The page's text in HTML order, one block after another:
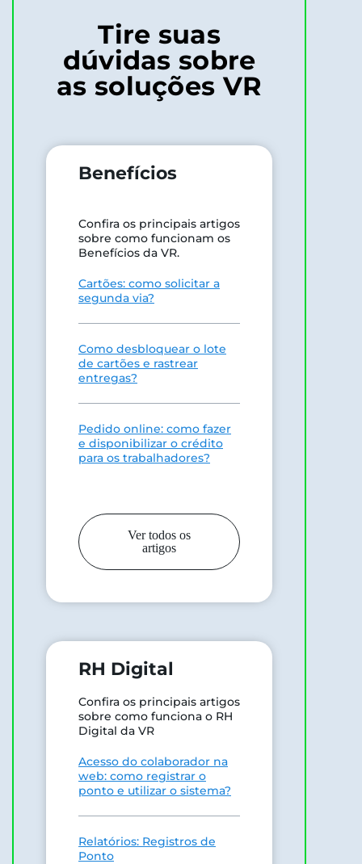
Tire suas
dúvidas sobre
as soluções VR
Benefícios
Confira os principais artigos
sobre como funcionam os
Benefícios da VR.
Cartões: como solicitar a
segunda via?
Como desbloquear o lote
de cartões e rastrear
entregas?
Pedido online: como fazer
e disponibilizar o crédito
para os trabalhadores?
Ver todos os
artigos
RH Digital
Confira os principais artigos
sobre como funciona o RH
Digital da VR
Acesso do colaborador na
web: como registrar o
ponto e utilizar o sistema?
Relatórios: Registros de
Ponto